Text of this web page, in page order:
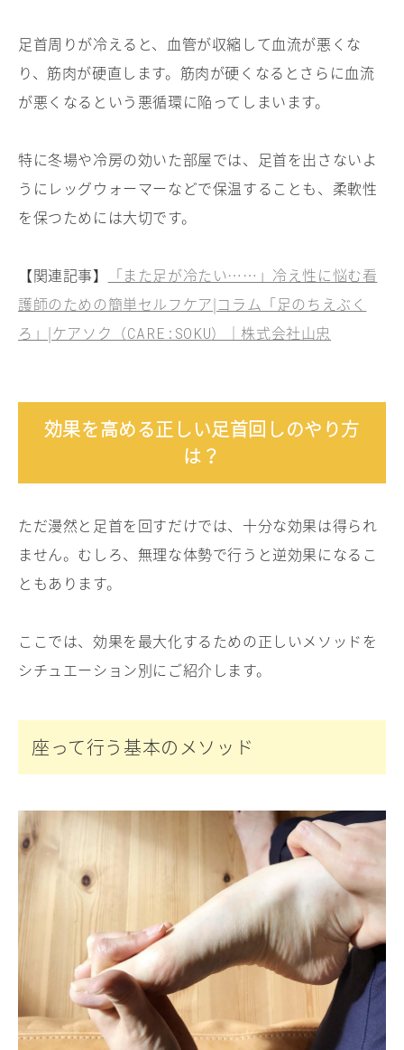
足首周りが冷えると、血管が収縮して血流が悪くな
り、筋肉が硬直します。筋肉が硬くなるとさらに血流
が悪くなるという悪循環に陥ってしまいます。
特に冬場や冷房の効いた部屋では、足首を出さないよ
うにレッグウォーマーなどで保温することも、柔軟性
を保つためには大切です。
【関連記事】
「また足が冷たい……」冷え性に悩む看
護師のための簡単セルフケア|コラム「足のちえぶく
ろ」|ケアソク（CARE:SOKU）｜株式会社山忠
効果を高める正しい足首回しのやり方
は？
ただ漫然と足首を回すだけでは、十分な効果は得られ
ません。むしろ、無理な体勢で行うと逆効果になるこ
ともあります。
ここでは、効果を最大化するための正しいメソッドを
シチュエーション別にご紹介します。
座って行う基本のメソッド